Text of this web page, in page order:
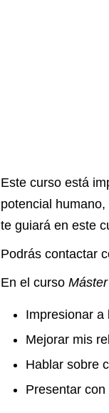
Este curso está
potencial
te guiará en este
Podrás contactar
En el curso
Impresionar a
Mejorar mis
Hablar sobre
Presentar